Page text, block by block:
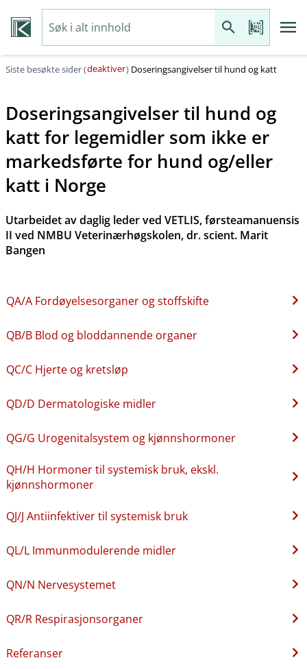
Siste besøkte sider (deaktiver) Doseringsangivelser til hund og katt
Doseringsangivelser til hund og
katt for legemidler som ikke er
markedsførte for hund og​/​eller
katt i Norge
Utarbeidet av daglig leder ved VETLIS, førsteamanuensis
II ved NMBU Veterinærhøgskolen, dr. scient. Marit
Bangen
QA​/​A Fordøyelsesorganer og stoffskifte
QB​/​B Blod og bloddannende organer
QC​/​C Hjerte og kretsløp
QD​/​D Dermatologiske midler
QG​/​G Urogenitalsystem og kjønnshormoner
QH​/​H Hormoner til systemisk bruk, ekskl.
kjønnshormoner
QJ​/​J Antiinfektiver til systemisk bruk
QL​/​L Immunmodulerende midler
QN​/​N Nervesystemet
QR​/​R Respirasjonsorganer
Referanser